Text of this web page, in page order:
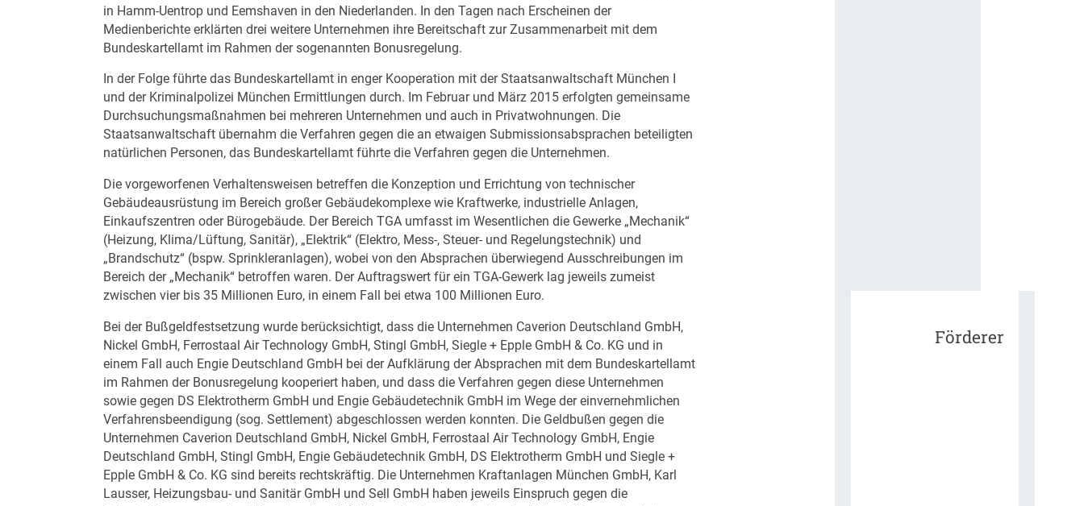
in Hamm-Uentrop und Eemshaven in den Niederlanden. In den Tagen nach Erscheinen der
Medienberichte erklärten drei weitere Unternehmen ihre Bereitschaft zur Zusammenarbeit mit dem
Bundeskartellamt im Rahmen der sogenannten Bonusregelung.
In der Folge führte das Bundeskartellamt in enger Kooperation mit der Staatsanwaltschaft München I
und der Kriminalpolizei München Ermittlungen durch. Im Februar und März 2015 erfolgten gemeinsame
Durchsuchungsmaßnahmen bei mehreren Unternehmen und auch in Privatwohnungen. Die
Staatsanwaltschaft übernahm die Verfahren gegen die an etwaigen Submissionsabsprachen beteiligten
natürlichen Personen, das Bundeskartellamt führte die Verfahren gegen die Unternehmen.
Die vorgeworfenen Verhaltensweisen betreffen die Konzeption und Errichtung von technischer
Gebäudeausrüstung im Bereich großer Gebäudekomplexe wie Kraftwerke, industrielle Anlagen,
Einkaufszentren oder Bürogebäude. Der Bereich TGA umfasst im Wesentlichen die Gewerke „Mechanik“
(Heizung, Klima/Lüftung, Sanitär), „Elektrik“ (Elektro, Mess-, Steuer- und Regelungstechnik) und
„Brandschutz“ (bspw. Sprinkleranlagen), wobei von den Absprachen überwiegend Ausschreibungen im
Bereich der „Mechanik“ betroffen waren. Der Auftragswert für ein TGA-Gewerk lag jeweils zumeist
zwischen vier bis 35 Millionen Euro, in einem Fall bei etwa 100 Millionen Euro.
Bei der Bußgeldfestsetzung wurde berücksichtigt, dass die Unternehmen Caverion Deutschland GmbH,
Nickel GmbH, Ferrostaal Air Technology GmbH, Stingl GmbH, Siegle + Epple GmbH & Co. KG und in
einem Fall auch Engie Deutschland GmbH bei der Aufklärung der Absprachen mit dem Bundeskartellamt
im Rahmen der Bonusregelung kooperiert haben, und dass die Verfahren gegen diese Unternehmen
sowie gegen DS Elektrotherm GmbH und Engie Gebäudetechnik GmbH im Wege der einvernehmlichen
Verfahrensbeendigung (sog. Settlement) abgeschlossen werden konnten. Die Geldbußen gegen die
Unternehmen Caverion Deutschland GmbH, Nickel GmbH, Ferrostaal Air Technology GmbH, Engie
Deutschland GmbH, Stingl GmbH, Engie Gebäudetechnik GmbH, DS Elektrotherm GmbH und Siegle +
Epple GmbH & Co. KG sind bereits rechtskräftig. Die Unternehmen Kraftanlagen München GmbH, Karl
Lausser, Heizungsbau- und Sanitär GmbH und Sell GmbH haben jeweils Einspruch gegen die
Förderer